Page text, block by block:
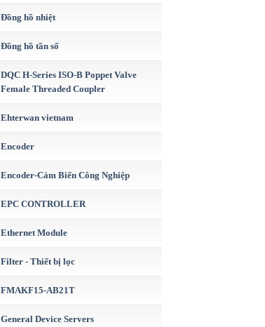
Đồng hồ nhiệt
Đồng hồ tần số
DQC H-Series ISO-B Poppet Valve
Female Threaded Coupler
Ehterwan vietnam
Encoder
Encoder-Cảm Biến Công Nghiệp
EPC CONTROLLER
Ethernet Module
Filter - Thiết bị lọc
FMAKF15-AB21T
General Device Servers